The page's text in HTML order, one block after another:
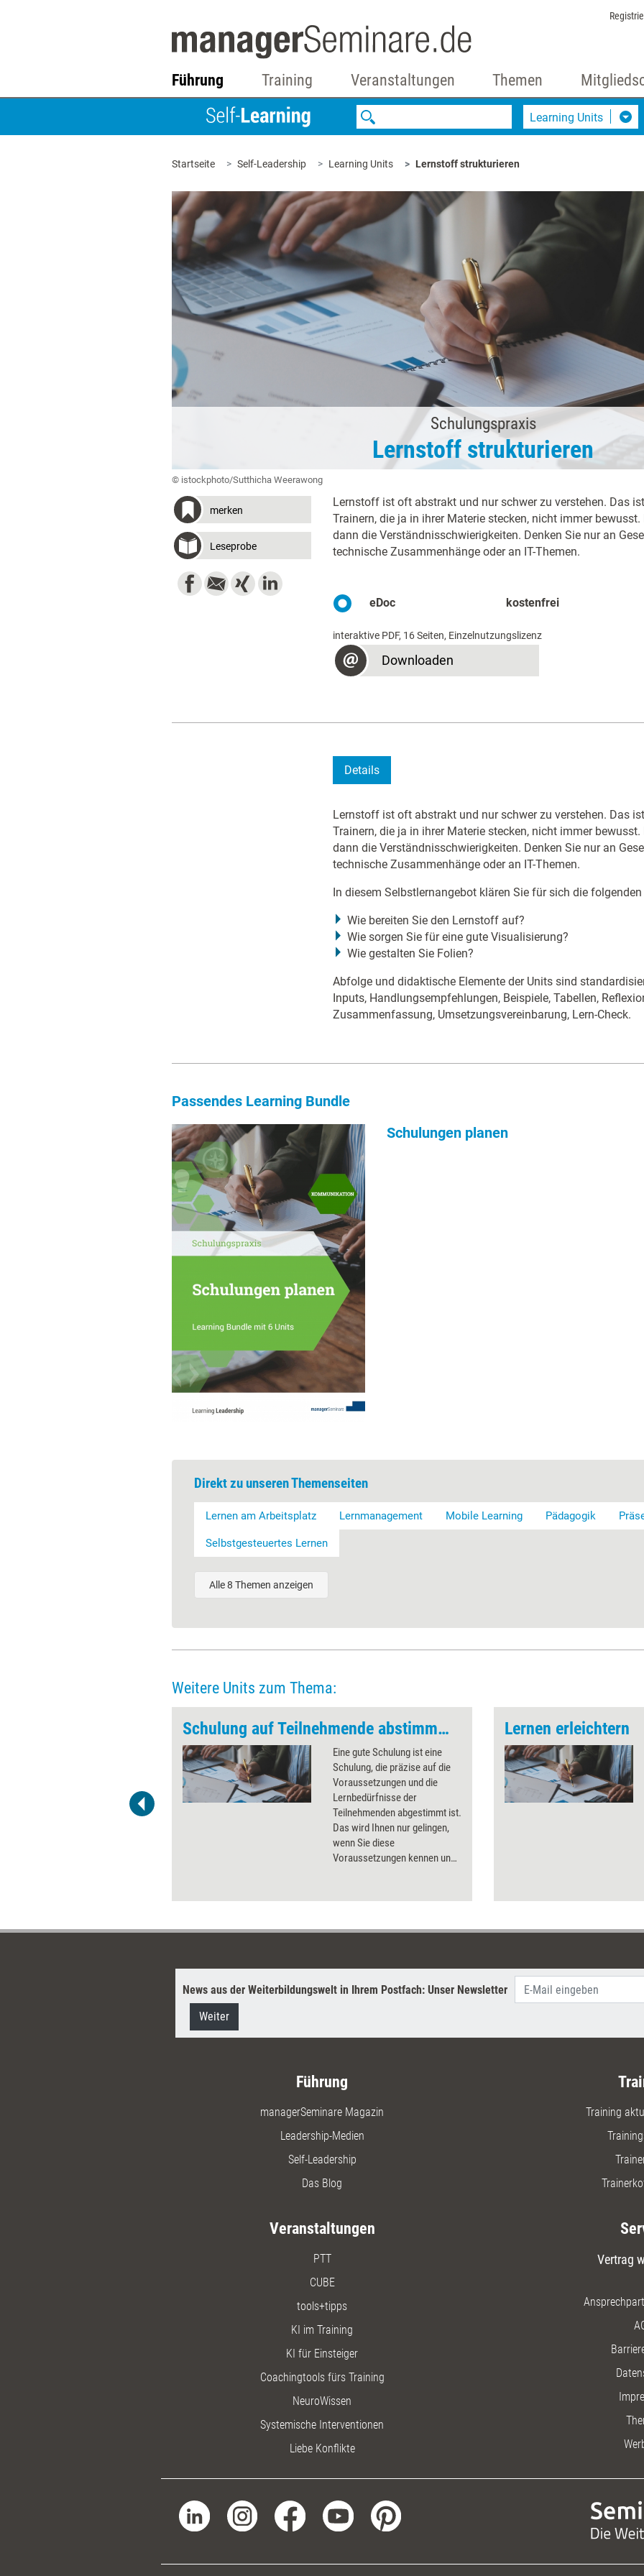
Führung Training Veranstaltungen Themen
Learning Units
Startseite Self-Leadership Learning Units Lernstoff strukturieren
Schulungspraxis
Lernstoff strukturieren
© istockphoto/Sutthicha Weerawong
merken
Leseprobe
Lernstoff ist oft abstrakt und nur schwer zu verstehen. Das
Trainern, die ja in ihrer Materie stecken, nicht immer
dann die Verständnisschwierigkeiten. Denken Sie nur an
technische Zusammenhänge oder an IT-Themen.
eDoc kostenfrei
interaktive PDF, 16 Seiten, Einzelnutzungslizenz
Downloaden
Details
Lernstoff ist oft abstrakt und nur schwer zu verstehen. Das
Trainern, die ja in ihrer Materie stecken, nicht immer
dann die Verständnisschwierigkeiten. Denken Sie nur an
technische Zusammenhänge oder an IT-Themen.
In diesem Selbstlernangebot klären Sie für sich die folgenden
Wie bereiten Sie den Lernstoff auf?
Wie sorgen Sie für eine gute Visualisierung?
Wie gestalten Sie Folien?
Abfolge und didaktische Elemente der Units sind
Inputs, Handlungsempfehlungen, Beispiele, Tabellen,
Zusammenfassung, Umsetzungsvereinbarung, Lern-Check.
Passendes Learning Bundle
Schulungen planen
Direkt zu unseren Themenseiten
Lernen am Arbeitsplatz Lernmanagement Mobile Learning Pädagogik
Selbstgesteuertes Lernen
Alle 8 Themen anzeigen
Weitere Units zum Thema:
lästige Pflicht. Schnell werden
Schulung auf Teilnehmende abstimmen
Eine gute Schulung ist eine
Schulung, die präzise auf die
Voraussetzungen und die
Lernbedürfnisse der
Teilnehmenden abgestimmt ist.
Das wird Ihnen nur gelingen,
wenn Sie diese
Voraussetzungen kennen und
Lernen erleichtern
News aus der Weiterbildungswelt in Ihrem Postfach: Unser Newsletter
Weiter
Führung
managerSeminare Magazin
Leadership-Medien
Self-Leadership
Das Blog
Training
Veranstaltungen
PTT
CUBE
tools+tipps
KI im Training
KI für Einsteiger
Coachingtools fürs Training
NeuroWissen
Systemische Interventionen
Liebe Konflikte
Vertrag